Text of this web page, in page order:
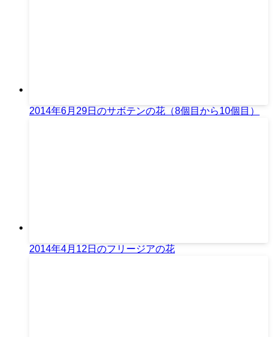
2014年6月29日のサボテンの花（8個目から10個目）
2014年4月12日のフリージアの花